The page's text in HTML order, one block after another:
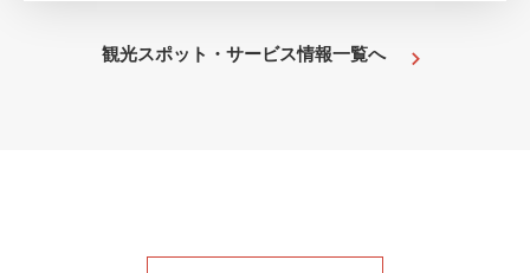
観光スポット・サービス情報一覧へ